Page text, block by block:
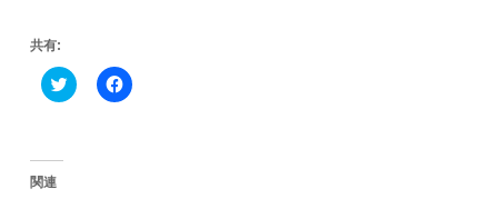
共有:
Click
to
Facebook
で
関連